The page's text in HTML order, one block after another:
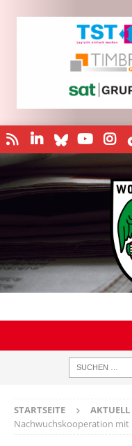
STARTSEITE AKTUELL
Nachwuchskooperation mit